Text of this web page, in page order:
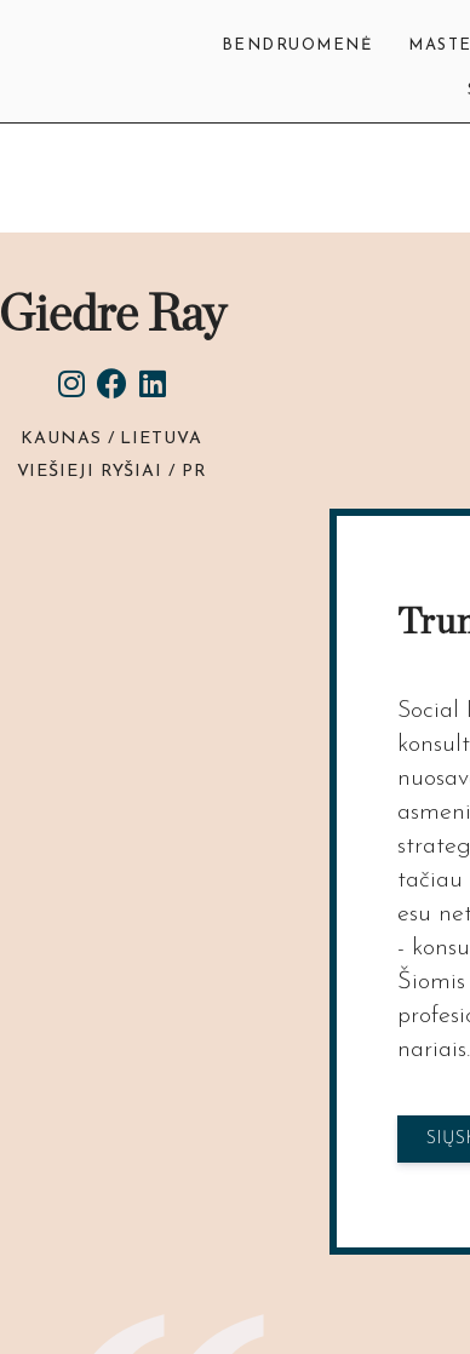
BENDRUOMENĖ​
Giedre Ray
KAUNAS / LIETUVA
VIEŠIEJI RYŠIAI / PR
Social
tačiau
esu
-
nariais.